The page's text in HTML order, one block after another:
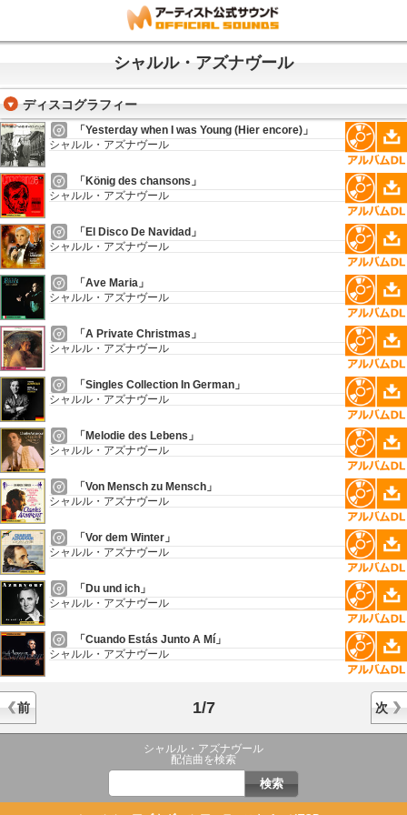
シャルル・アズナヴール
ディスコグラフィー
「Yesterday when I was Young (Hier encore)」
シャルル・アズナヴール
「König des chansons」
シャルル・アズナヴール
「El Disco De Navidad」
シャルル・アズナヴール
「Ave Maria」
シャルル・アズナヴール
「A Private Christmas」
シャルル・アズナヴール
「Singles Collection In German」
シャルル・アズナヴール
「Melodie des Lebens」
シャルル・アズナヴール
「Von Mensch zu Mensch」
シャルル・アズナヴール
「Vor dem Winter」
シャルル・アズナヴール
「Du und ich」
シャルル・アズナヴール
「Cuando Estás Junto A Mí」
シャルル・アズナヴール
前 1/7 次
シャルル・アズナヴール
配信曲を検索